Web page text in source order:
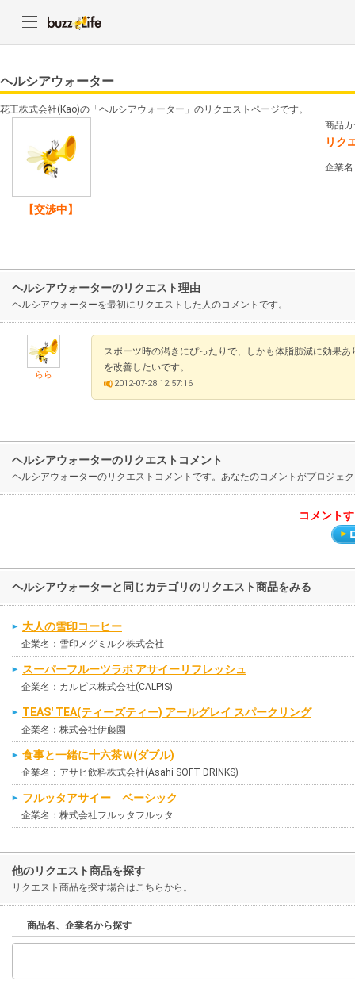
ヘルシアウォーター
花王株式会社(Kao)の「ヘルシアウォーター」のリクエストページです。
【交渉中】
商品
リク
企業
ヘルシアウォーターのリクエスト理由
ヘルシアウォーターを最初にリクエストした人のコメントです。
らら
スポーツ時の渇きにぴったりで、しかも体脂肪減に効果
を改善したいです。
2012-07-28 12:57:16
ヘルシアウォーターのリクエストコメント
ヘルシアウォーターのリクエストコメントです。あなたのコメントがプロジェ
コメント
ヘルシアウォーターと同じカテゴリのリクエスト商品をみる
大人の雪印コーヒー
企業名：雪印メグミルク株式会社
スーパーフルーツラボ アサイーリフレッシュ
企業名：カルピス株式会社(CALPIS)
TEAS' TEA(ティーズティー) アールグレイ スパークリング
企業名：株式会社伊藤園
食事と一緒に十六茶Ｗ(ダブル)
企業名：アサヒ飲料株式会社(Asahi SOFT DRINKS)
フルッタアサイー ベーシック
企業名：株式会社フルッタフルッタ
他のリクエスト商品を探す
リクエスト商品を探す場合はこちらから。
商品名、企業名から探す